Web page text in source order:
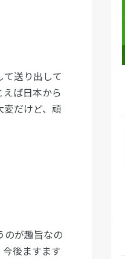
送り出して
ば日本から
だけど、頑
のが趣旨なの
後ますます